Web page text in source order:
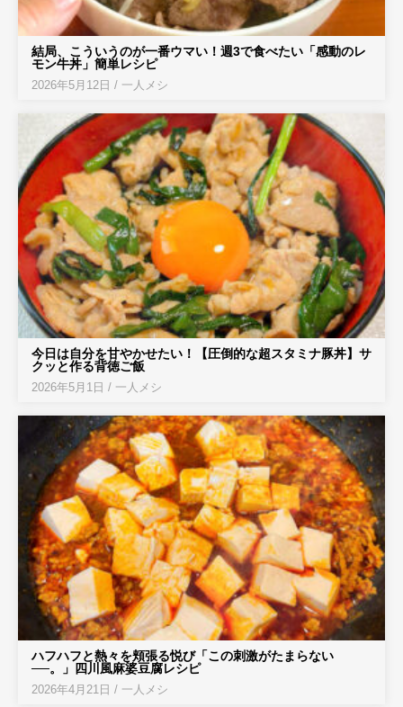
結局、こういうのが一番ウマい！週3で食べたい「感動のレ
モン牛丼」簡単レシピ
2026年5月12日 / 一人メシ
今日は自分を甘やかせたい！【圧倒的な超スタミナ豚丼】サ
クッと作る背徳ご飯
2026年5月1日 / 一人メシ
ハフハフと熱々を頬張る悦び「この刺激がたまらない
──。」四川風麻婆豆腐レシピ
2026年4月21日 / 一人メシ